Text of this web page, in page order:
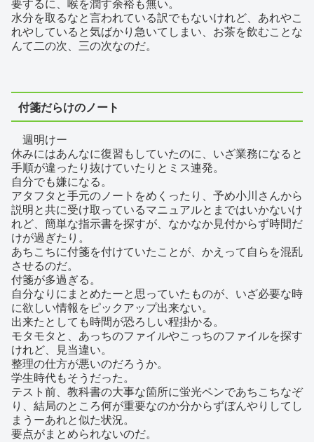
要するに、喉を潤す余裕も無い。
水分を取るなと言われている訳でもないけれど、あれやこ
れやしていると気ばかり急いてしまい、お茶を飲むことな
んて二の次、三の次なのだ。
付箋だらけのノート
週明けー
休みにはあんなに復習もしていたのに、いざ業務になると
手順が違ったり抜けていたりとミス連発。
自分でも嫌になる。
アタフタと手元のノートをめくったり、予め小川さんから
説明と共に受け取っているマニュアルとまではいかないけ
れど、簡単な指示書を探すが、なかなか見付からず時間だ
けが過ぎたり。
あちこちに付箋を付けていたことが、かえって自らを混乱
させるのだ。
付箋が多過ぎる。
自分なりにまとめたーと思っていたものが、いざ必要な時
に欲しい情報をピックアップ出来ない。
出来たとしても時間が恐ろしい程掛かる。
モタモタと、あっちのファイルやこっちのファイルを探す
けれど、見当違い。
整理の仕方が悪いのだろうか。
学生時代もそうだった。
テスト前、教科書の大事な箇所に蛍光ペンであちこちなぞ
り、結局のところ何が重要なのか分からずぼんやりしてし
まうーあれと似た状況。
要点がまとめられないのだ。